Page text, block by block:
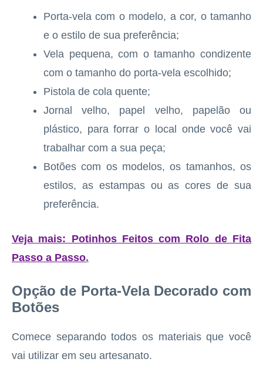
Porta-vela com o modelo, a cor, o tamanho
e o estilo de sua preferência;
Vela pequena, com o tamanho condizente
com o tamanho do porta-vela escolhido;
Pistola de cola quente;
Jornal velho, papel velho, papelão ou
plástico, para forrar o local onde você vai
trabalhar com a sua peça;
Botões com os modelos, os tamanhos, os
estilos, as estampas ou as cores de sua
preferência.
Veja mais: Potinhos Feitos com Rolo de Fita
Passo a Passo.
Opção de Porta-Vela Decorado com
Botões
Comece separando todos os materiais que você
vai utilizar em seu artesanato.